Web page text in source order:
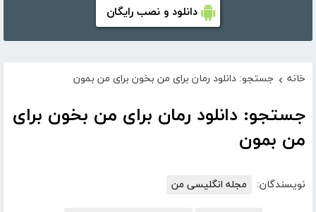
دانلود و نصب رایگان
خانه › جستجو: دانلود رمان برای من بخون برای من بمون
جستجو: دانلود رمان برای من بخون برای
من بمون
نویسندگان: مجله انگلیسی من